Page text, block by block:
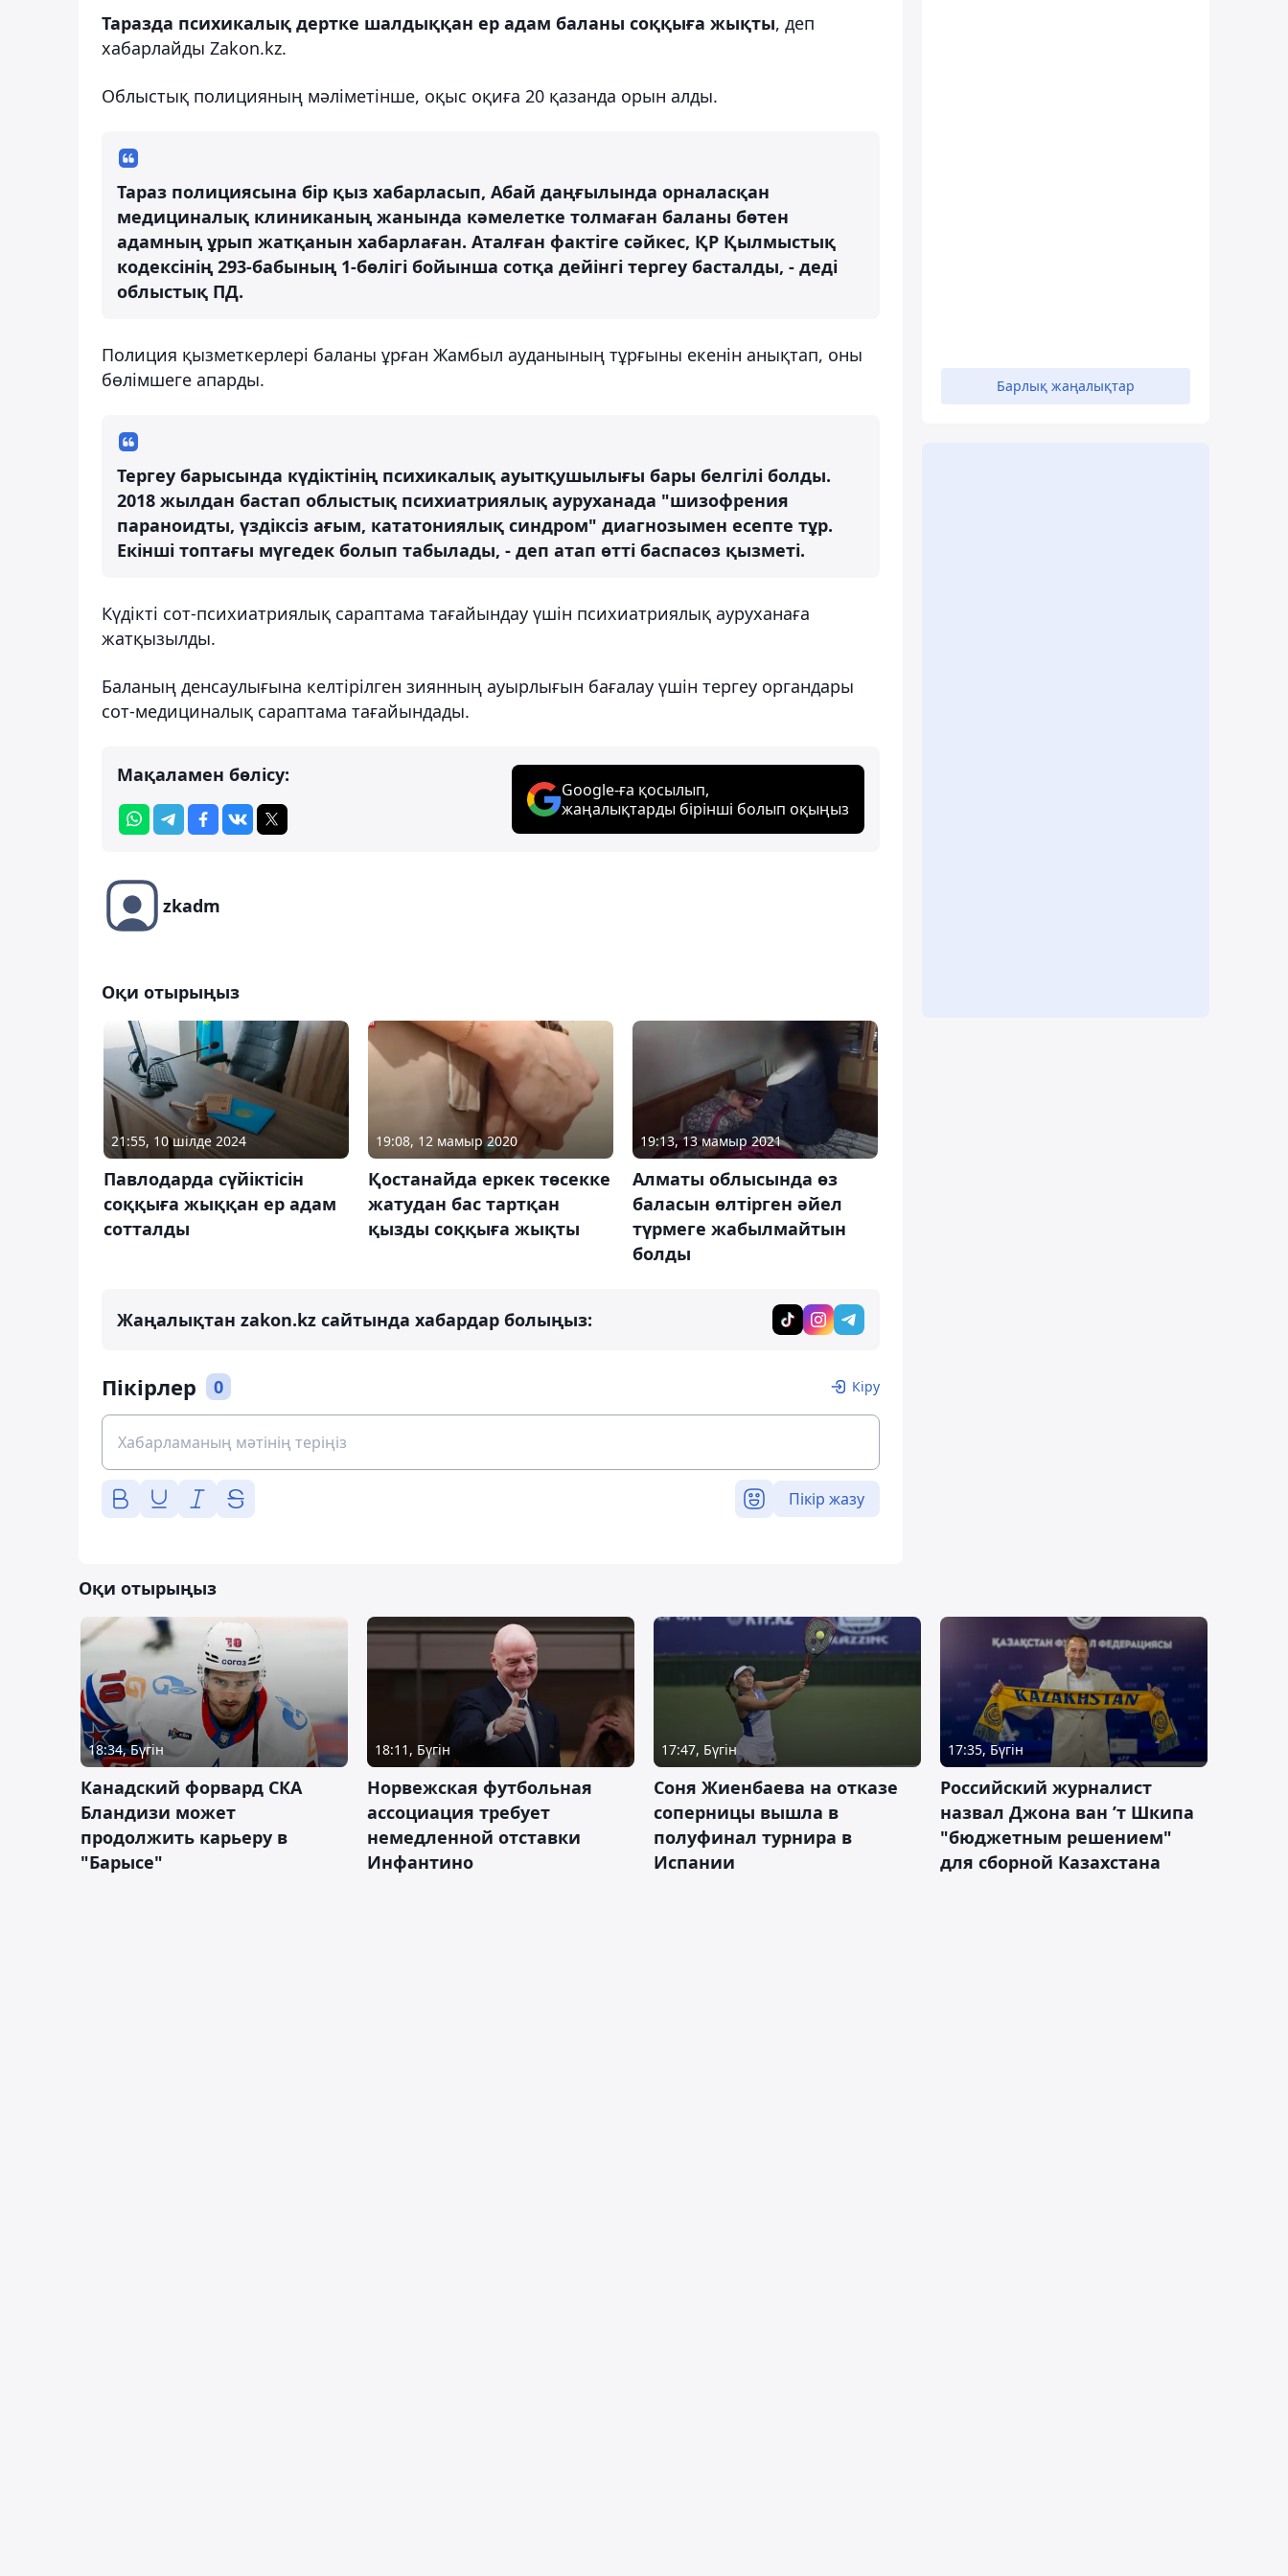
Таразда психикалық дертке шалдыққан ер адам баланы соққыға жықты, деп
хабарлайды Zakon.kz.
Облыстық полицияның мәліметінше, оқыс оқиға 20 қазанда орын алды.
Тараз полициясына бір қыз хабарласып, Абай даңғылында орналасқан
медициналық клиниканың жанында кәмелетке толмаған баланы бөтен
адамның ұрып жатқанын хабарлаған. Аталған фактіге сәйкес, ҚР Қылмыстық
кодексінің 293-бабының 1-бөлігі бойынша сотқа дейінгі тергеу басталды, - деді
облыстық ПД.
Полиция қызметкерлері баланы ұрған Жамбыл ауданының тұрғыны екенін анықтап, оны
бөлімшеге апарды.
Тергеу барысында күдіктінің психикалық ауытқушылығы бары белгілі болды.
2018 жылдан бастап облыстық психиатриялық ауруханада "шизофрения
параноидты, үздіксіз ағым, кататониялық синдром" диагнозымен есепте тұр.
Екінші топтағы мүгедек болып табылады, - деп атап өтті баспасөз қызметі.
Күдікті сот-психиатриялық сараптама тағайындау үшін психиатриялық ауруханаға
жатқызылды.
Баланың денсаулығына келтірілген зиянның ауырлығын бағалау үшін тергеу органдары
сот-медициналық сараптама тағайындады.
Мақаламен бөлісу:
Google-ға қосылып,
жаңалықтарды бірінші болып оқыңыз
zkadm
Оқи отырыңыз
21:55, 10 шілде 2024
Павлодарда сүйіктісін
соққыға жыққан ер адам
сотталды
19:08, 12 мамыр 2020
Қостанайда еркек төсекке
жатудан бас тартқан
қызды соққыға жықты
19:13, 13 мамыр 2021
Алматы облысында өз
баласын өлтірген әйел
түрмеге жабылмайтын
болды
Жаңалықтан zakon.kz сайтында хабардар болыңыз:
Пікірлер 0 Кіру
Пікір жазу
Барлық жаңалықтар
Оқи отырыңыз
18:34, Бүгін
Канадский форвард СКА
Бландизи может
продолжить карьеру в
"Барысе"
18:11, Бүгін
Норвежская футбольная
ассоциация требует
немедленной отставки
Инфантино
17:47, Бүгін
Соня Жиенбаева на отказе
соперницы вышла в
полуфинал турнира в
Испании
17:35, Бүгін
Российский журналист
назвал Джона ван ’т Шкипа
"бюджетным решением"
для сборной Казахстана